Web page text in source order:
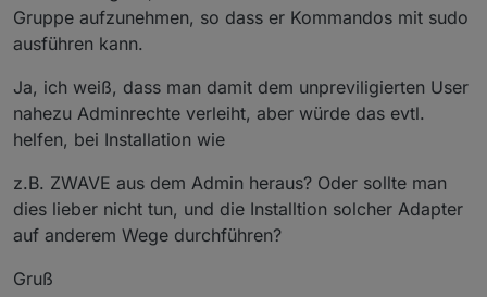
Gruppe aufzunehmen, so dass er Kommandos mit sudo
ausführen kann.
Ja, ich weiß, dass man damit dem unpreviligierten User
nahezu Adminrechte verleiht, aber würde das evtl.
helfen, bei Installation wie
z.B. ZWAVE aus dem Admin heraus? Oder sollte man
dies lieber nicht tun, und die Installtion solcher Adapter
auf anderem Wege durchführen?
Gruß